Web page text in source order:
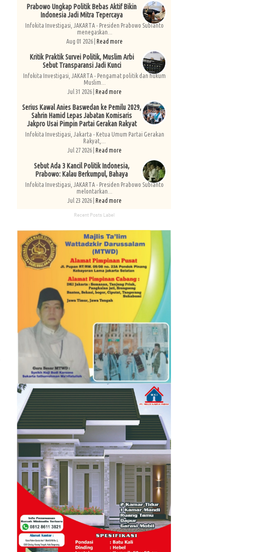
Prabowo Ungkap Politik Bebas Aktif Bikin
Indonesia Jadi Mitra Tepercaya
Infokita Investigasi, JAKARTA - Presiden Prabowo Subianto
menegaskan...
Aug 01 2026 | Read more
Kritik Praktik Survei Politik, Muslim Arbi
Sebut Transparansi Jadi Kunci
Infokita Investigasi, JAKARTA - Pengamat politik dan hukum
Muslim...
Jul 31 2026 | Read more
Serius Kawal Anies Baswedan ke Pemilu 2029,
Sahrin Hamid Lepas Jabatan Komisaris
Jakpro Usai Pimpin Partai Gerakan Rakyat
Infokita Investigasi, Jakarta - Ketua Umum Partai Gerakan
Rakyat,...
Jul 27 2026 | Read more
Sebut Ada 3 Kancil Politik Indonesia,
Prabowo: Kalau Berkumpul, Bahaya
Infokita Investigasi, JAKARTA - Presiden Prabowo Subianto
melontarkan...
Jul 23 2026 | Read more
Recent Posts Label